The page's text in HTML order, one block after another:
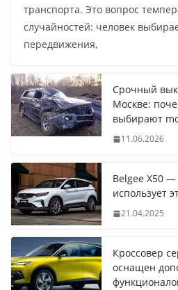
транспорта. Это вопрос
случайностей: человек
передвижения,
Срочный
Москве:
выбирают
11.06.2026
Belgee X50 —
использует
21.04.2025
Кроссовер
оснащен